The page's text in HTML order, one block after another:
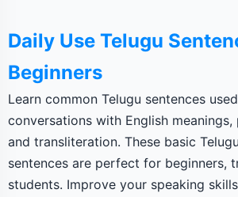
Daily Use Telugu
Beginners
Learn common Telugu sentences
conversations with English meanings,
and transliteration. These basic
sentences are perfect for beginners,
students. Improve your speaking